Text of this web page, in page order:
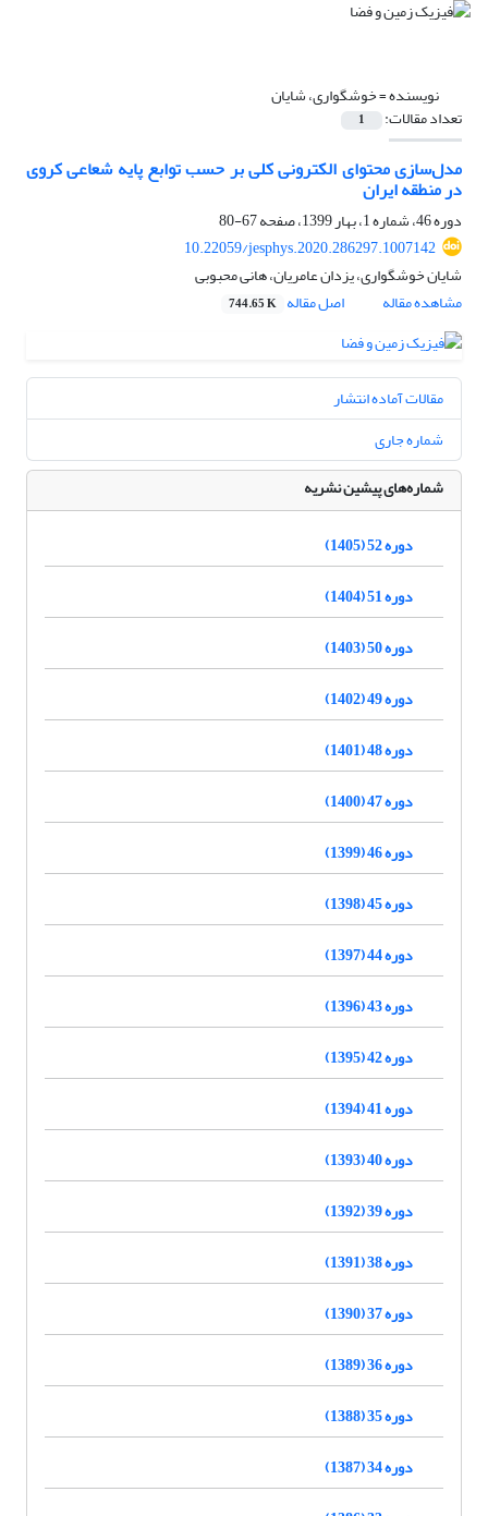
نویسنده =خوشگواری، شایان
تعداد مقالات: 1
مدل‌سازی محتوای الکترونی کلی بر حسب توابع پایه شعاعی کروی
در منطقه ایران
دوره 46، شماره 1، بهار 1399، صفحه
67-80
10.22059/jesphys.2020.286297.1007142
شایان خوشگواری، یزدان عامریان، هانی محبوبی
مشاهده مقاله
اصل مقاله 744.65 K
مقالات آماده انتشار
شماره جاری
شماره‌های پیشین نشریه
دوره 52 (1405)
دوره 51 (1404)
دوره 50 (1403)
دوره 49 (1402)
دوره 48 (1401)
دوره 47 (1400)
دوره 46 (1399)
دوره 45 (1398)
دوره 44 (1397)
دوره 43 (1396)
دوره 42 (1395)
دوره 41 (1394)
دوره 40 (1393)
دوره 39 (1392)
دوره 38 (1391)
دوره 37 (1390)
دوره 36 (1389)
دوره 35 (1388)
دوره 34 (1387)